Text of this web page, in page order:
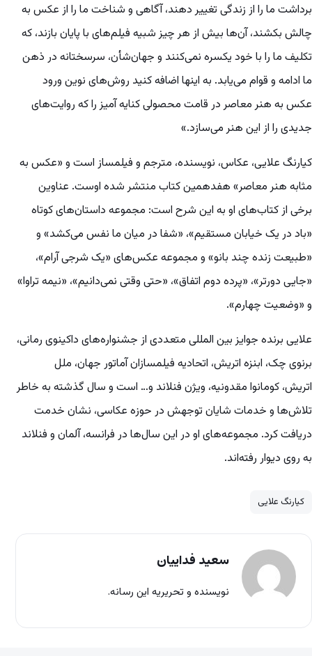
برداشت ما را از زندگی تغییر دهند، آگاهی و شناخت ما را از عکس به
چالش بکشند، آن‌ها بیش از هر چیز شبیه فیلم‌های با پایان بازند، که
تکلیف ما را با خود یکسره نمی‌کنند و جهان‌شأن، سرسختانه در ذهن
ما ادامه و قوام می‌یابد. به اینها اضافه کنید روش‌های نوین ورود
عکس به هنر معاصر در قامت محصولی کنایه آمیز را که روایت‌های
جدیدی را از این هنر می‌سازد.»
کیارنگ علایی، عکاس، نویسنده، مترجم و فیلمساز است و «عکس به
مثابه هنر معاصر» هفدهمین کتاب منتشر شده اوست. عناوین
برخی از کتاب‌های او به این شرح است: مجموعه داستان‌های کوتاه
«باد در یک خیابان مستقیم»، «شفا در میان ما نفس می‌کشد» و
«طبیعت زنده چند بانو» و مجموعه عکس‌های «یک شرجی آرام»،
«جایی دورتر»، «پرده دوم اتفاق»، «حتی وقتی نمی‌دانیم»، «نیمه تراوا»
و «وضعیت چهارم».
علایی برنده جوایز بین المللی متعددی از جشنواره‌های داکینوی رمانی،
برنوی چک، ابنزه اتریش، اتحادیه فیلمسازان آماتور جهان، ملل
اتریش، کومانوا مقدونیه، ویژن فنلاند و… است و سال گذشته به خاطر
تلاش‌ها و خدمات شایان توجهش در حوزه عکاسی، نشان خدمت
دریافت کرد. مجموعه‌های او در این سال‌ها در فرانسه، آلمان و فنلاند
به روی دیوار رفته‌اند.
کیارنگ علایی
سعید فداییان
نویسنده و تحریریه این رسانه.